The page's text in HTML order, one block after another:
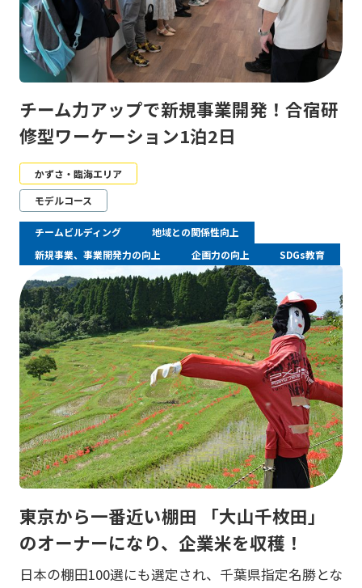
チーム力アップで新規事業開発！合宿研
修型ワーケーション1泊2日
かずさ・臨海エリア
モデルコース
チームビルディング
地域との関係性向上
新規事業、事業開発力の向上
企画力の向上 SDGs教育
東京から一番近い棚田 「大山千枚田」
のオーナーになり、企業米を収穫！
日本の棚田100選にも選定され、千葉県指定名勝とな